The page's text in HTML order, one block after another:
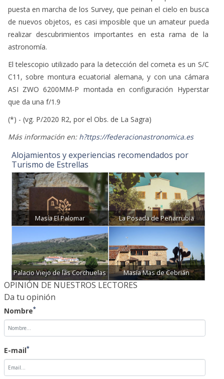
puesta en marcha de los Survey, que peinan el cielo en busca
de nuevos objetos, es casi imposible que un amateur pueda
realizar descubrimientos importantes en esta rama de la
astronomía.
El telescopio utilizado para la detección del cometa es un S/C
C11, sobre montura ecuatorial alemana, y con una cámara
ASI ZWO 6200MM-P montada en configuración Hyperstar
que da una f/1.9
(*) - (vg. P/2020 R2, por el Obs. de La Sagra)
Más información en: h?ttps://federacionastronomica.es
Alojamientos y experiencias recomendados por
Turismo de Estrellas
Masía El Palomar La Posada de Peñarrubia
Palacio Viejo de las Corchuelas Masía Mas de Cebrián
OPINIÓN DE NUESTROS LECTORES
Da tu opinión
Nombre*
E-mail*